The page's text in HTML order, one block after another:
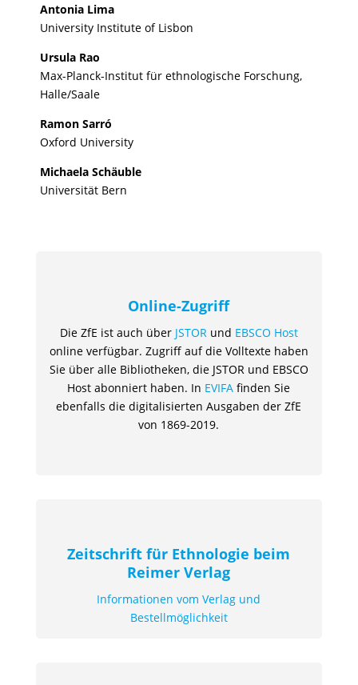
Antonia Lima
University Institute of Lisbon
Ursula Rao
Max-Planck-Institut für ethnologische Forschung,
Halle/Saale
Ramon Sarró
Oxford University
Michaela Schäuble
Universität Bern
Online-Zugriff
Die ZfE ist auch über JSTORund EBSCO Host
online verfügbar. Zugriff auf die Volltexte haben
Sie über alle Bibliotheken, die JSTOR und EBSCO
Host abonniert haben. In EVIFA finden Sie
ebenfalls die digitalisierten Ausgaben der ZfE
von 1869-2019.
Zeitschrift für Ethnologie beim
Reimer Verlag
Informationen vom Verlag und
Bestellmöglichkeit